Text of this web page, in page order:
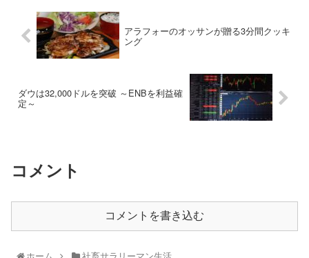
アラフォーのオッサンが贈る3分間クッキ
ング
ダウは32,000ドルを突破 ～ENBを利益確
定～
コメント
コメントを書き込む